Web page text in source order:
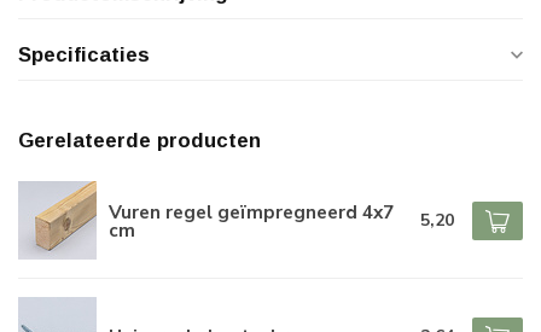
Specificaties
Gerelateerde producten
Vuren regel geïmpregneerd 4x7
cm 5,20